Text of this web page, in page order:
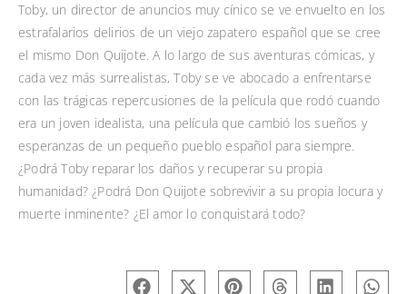
Toby, un director de anuncios muy cínico se ve envuelto en los
estrafalarios delirios de un viejo zapatero español que se cree
el mismo Don Quijote. A lo largo de sus aventuras cómicas, y
cada vez más surrealistas, Toby se ve abocado a enfrentarse
con las trágicas repercusiones de la película que rodó cuando
era un joven idealista, una película que cambió los sueños y
esperanzas de un pequeño pueblo español para siempre.
¿Podrá Toby reparar los daños y recuperar su propia
humanidad? ¿Podrá Don Quijote sobrevivir a su propia locura y
muerte inminente? ¿El amor lo conquistará todo?